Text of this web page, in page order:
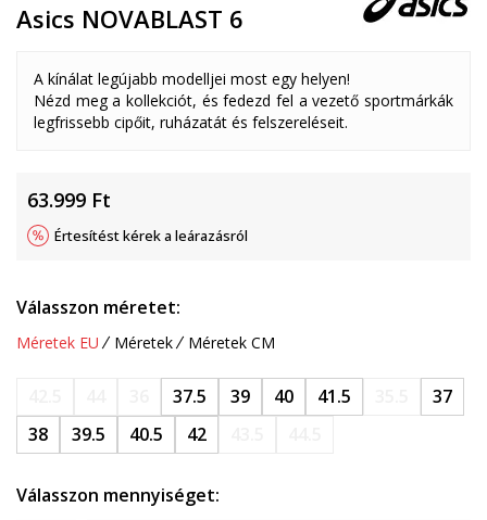
Asics NOVABLAST 6
A kínálat legújabb modelljei most egy helyen!
Nézd meg a kollekciót, és fedezd fel a vezető sportmárkák
legfrissebb cipőit, ruházatát és felszereléseit.
63.999 Ft
Értesítést kérek a leárazásról
Válasszon méretet:
Méretek EU Méretek Méretek CM
37.5 39 40 41.5
37
38
39.5 40.5 42
Válasszon mennyiséget: